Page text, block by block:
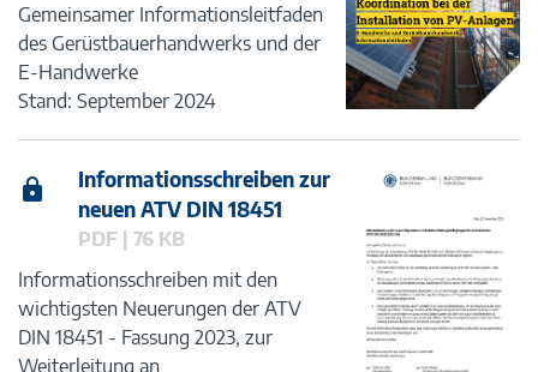
Gemeinsamer Informationsleitfaden
des Gerüstbauerhandwerks und der
E-Handwerke
Stand: September 2024
Informationsschreiben zur
neuen ATV DIN 18451
PDF | 76 KB
Informationsschreiben mit den
wichtigsten Neuerungen der ATV
DIN 18451 - Fassung 2023, zur
Weiterleitung an